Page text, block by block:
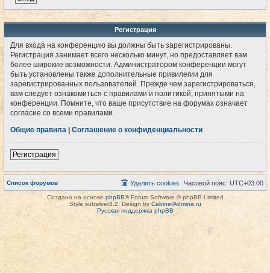
Регистрация
Для входа на конференцию вы должны быть зарегистрированы.
Регистрация занимает всего несколько минут, но предоставляет вам
более широкие возможности. Администратором конференции могут
быть установлены также дополнительные привилегии для
зарегистрированных пользователей. Прежде чем зарегистрироваться,
вам следует ознакомиться с правилами и политикой, принятыми на
конференции. Помните, что ваше присутствие на форумах означает
согласие со всеми правилами.
Общие правила
Соглашение о конфиденциальности
Регистрация
Список форумов Часовой пояс: UTC+03:00
Удалить cookies
Создано на основе phpBB® Forum Software © phpBB Limited
Style subsilver3.2. Design by CabinetAdmina.ru
Русская поддержка phpBB